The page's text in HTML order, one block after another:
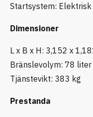
Startsystem: Elektrisk
Dimensioner
L x B x H: 3,152 x
Bränslevolym: 78 liter
Tjänstevikt: 383 kg
Prestanda